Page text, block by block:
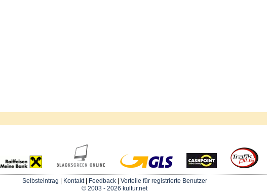
Selbsteintrag Kontakt| Feedback| Vorteile für registrierte Benutzer
© 2003 - 2026 kultur.net